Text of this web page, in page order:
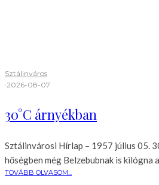
Sztálinváros
·2026-08-07
30°C árnyékban
Sztálinvárosi Hírlap – 1957 július 05.
hőségben még Belzebubnak is kilógna
TOVÁBB OLVASOM...